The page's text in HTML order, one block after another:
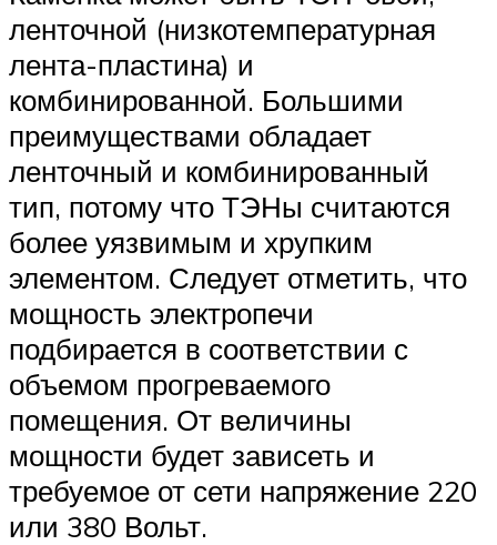
ленточной (низкотемпературная
лента-пластина) и
комбинированной. Большими
преимуществами обладает
ленточный и комбинированный
тип, потому что ТЭНы считаются
более уязвимым и хрупким
элементом. Следует отметить, что
мощность электропечи
подбирается в соответствии с
объемом прогреваемого
помещения. От величины
мощности будет зависеть и
требуемое от сети напряжение 220
или 380 Вольт.